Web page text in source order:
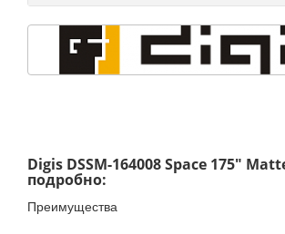
Digis DSSM-164008 Space 175"
подробно:
Преимущества